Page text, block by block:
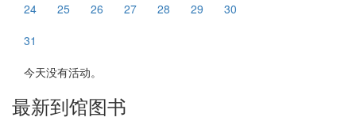
24
25 26 27 28 29
30
31
今天没有活动。
最新到馆图书